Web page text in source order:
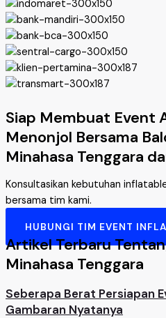
Siap Membuat Event
Menonjol Bersama
Minahasa Tenggara
Konsultasikan kebutuhan
bersama tim kami.
HUBUNGI TIM EVENT
Artikel Terbaru
Minahasa Tenggara
Seberapa Berat Persiapan
Gambaran Nyatanya